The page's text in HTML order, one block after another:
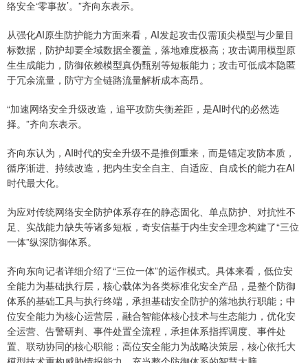
络安全‘零事故’。”齐向东表示。
从强化AI原生防护能力方面来看，AI发起攻击仅需顶尖模型与少量目
标数据，防护却要全域数据全覆盖，落地难度极高；攻击调用模型原
生生成能力，防御依赖模型真伪甄别等短板能力；攻击可低成本隐匿
于冗余流量，防守方全链路流量解析成本高昂。
“加速网络安全升级改造，追平攻防失衡差距，是AI时代的必然选
择。”齐向东表示。
齐向东认为，AI时代的安全升级不是推倒重来，而是锚定攻防本质，
循序渐进、持续改造，把内生安全自主、自适应、自成长的能力在AI
时代最大化。
为应对传统网络安全防护体系存在的静态固化、单点防护、对抗性不
足、实战能力缺失等诸多短板，奇安信基于内生安全理念构建了“三位
一体”纵深防御体系。
齐向东向记者详细介绍了“三位一体”的运作模式。具体来看，低位安
全能力为基础执行层，核心载体为各类标准化安全产品，是整个防御
体系的基础工具与执行终端，承担基础安全防护的落地执行职能；中
位安全能力为核心运营层，融合智能体核心技术与生态能力，优化安
全运营、告警研判、事件处置全流程，承担体系指挥调度、事件处
置、联动协同的核心职能；高位安全能力为战略决策层，核心依托大